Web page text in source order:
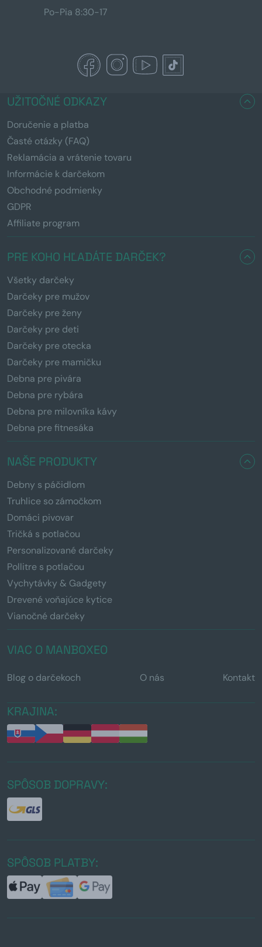
Po-Pia 8:30-17
UŽITOČNÉ ODKAZY
Doručenie a platba
Časté otázky (FAQ)
Reklamácia a vrátenie tovaru
Informácie k darčekom
Obchodné podmienky
GDPR
Affiliate program
PRE KOHO HĽADÁTE DARČEK?
Všetky darčeky
Darčeky pre mužov
Darčeky pre ženy
Darčeky pre deti
Darčeky pre otecka
Darčeky pre mamičku
Debna pre pivára
Debna pre rybára
Debna pre milovníka kávy
Debna pre fitnesáka
NAŠE PRODUKTY
Debny s páčidlom
Truhlice so zámočkom
Domáci pivovar
Tričká s potlačou
Personalizované darčeky
Pollitre s potlačou
Vychytávky & Gadgety
Drevené voňajúce kytice
Vianočné darčeky
VIAC O MANBOXEO
Blog o darčekoch O nás Kontakt
KRAJINA:
SPÔSOB DOPRAVY:
SPÔSOB PLATBY: